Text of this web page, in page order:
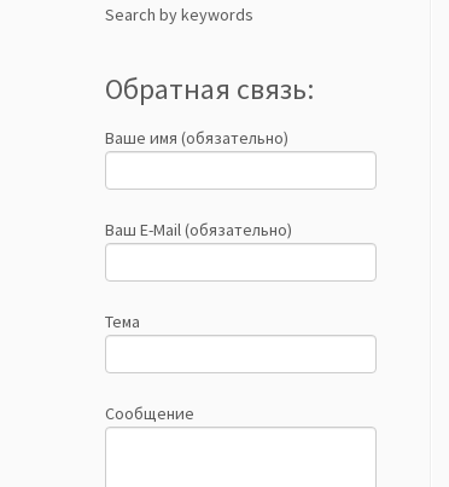
Search by keywords
Обратная связь:
Ваше имя (обязательно)
Ваш E-Mail (обязательно)
Тема
Сообщение